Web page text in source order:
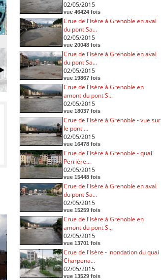
02/05/2015
vue 46424 fois
Crue de l'Isère à Grenoble en aval
du pont Sa...
02/05/2015
vue 20048 fois
Crue de l'Isère à Grenoble en aval
du pont Sa...
02/05/2015
vue 19867 fois
Crue de l'Isère à Grenoble en
amont du pont S...
02/05/2015
vue 18037 fois
Crue de l'Isère à Grenoble - vue sur
le pont ...
02/05/2015
vue 16478 fois
Crue de l'Isère à Grenoble - quai
Perrière...
02/05/2015
vue 15448 fois
Crue de l'Isère à Grenoble en aval
du pont Sa...
02/05/2015
vue 15259 fois
Crue de l'Isère à Grenoble en
amont du pont S...
02/05/2015
vue 13701 fois
Crue de l'Isère - inondation du quai
Charpena...
02/05/2015
vue 13529 fois